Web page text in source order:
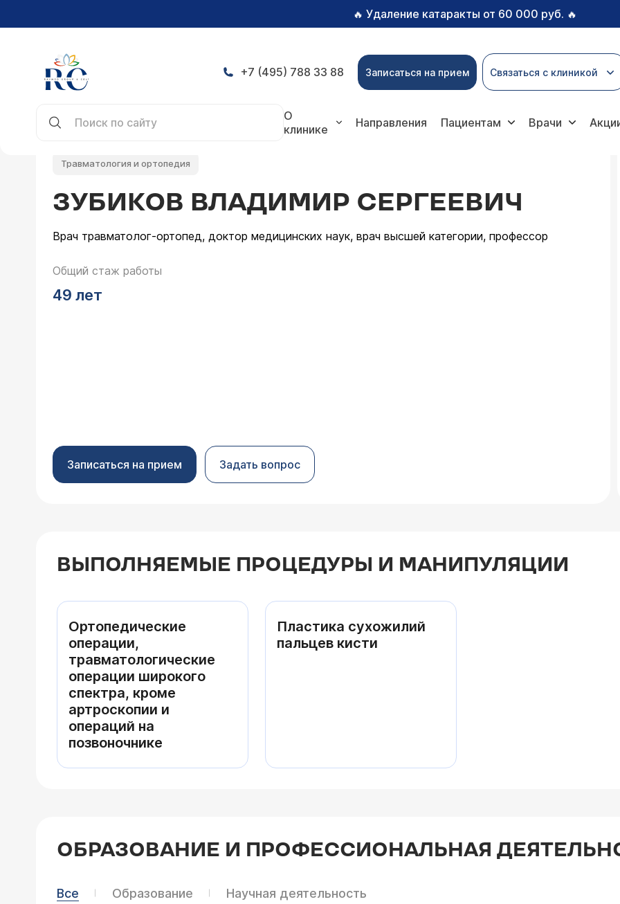
🔥 Удаление катаракты от 60 000 руб. 🔥
+7 (495) 788 33 88 Записаться на прием Связаться с клиникой
О
клинике
Направления Пациентам Врачи
Травматология и ортопедия
ЗУБИКОВ ВЛАДИМИР СЕРГЕЕВИЧ
Врач травматолог-ортопед, доктор медицинских наук, врач высшей категории, профессор
Общий стаж работы
49 лет
Записаться на прием Задать вопрос
ВЫПОЛНЯЕМЫЕ ПРОЦЕДУРЫ И МАНИПУЛЯЦИИ
Ортопедические
операции,
травматологические
операции широкого
спектра, кроме
артроскопии и
операций на
позвоночнике
Пластика сухожилий
пальцев кисти
ОБРАЗОВАНИЕ И ПРОФЕССИОНАЛЬНАЯ
Все Образование Научная деятельность